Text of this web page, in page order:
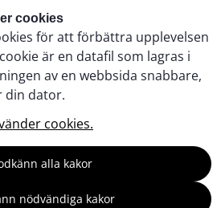
cookies
för att förbättra upplevelsen
är en datafil som lagras i
av en webbsida snabbare,
din dator.
cookies.
alla kakor
nödvändiga kakor